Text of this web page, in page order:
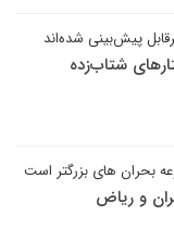
پیش‌بینی شده‌اند
شتاب‌زده
بحران های بزرگتر است
و ریاض